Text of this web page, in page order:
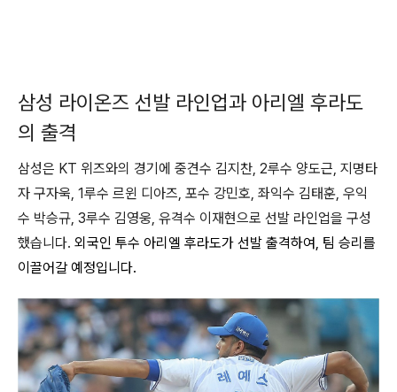
삼성 라이온즈 선발 라인업과 아리엘 후라도
의 출격
삼성은 KT 위즈와의 경기에 중견수 김지찬, 2루수 양도근, 지명타
자 구자욱, 1루수 르윈 디아즈, 포수 강민호, 좌익수 김태훈, 우익
수 박승규, 3루수 김영웅, 유격수 이재현으로 선발 라인업을 구성
했습니다. 외국인 투수 아리엘 후라도가 선발 출격하여, 팀 승리를
이끌어갈 예정입니다.